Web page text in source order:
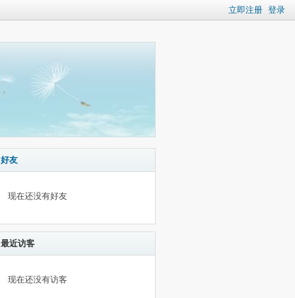
立即注册 登录
好友
现在还没有好友
最近访客
现在还没有访客